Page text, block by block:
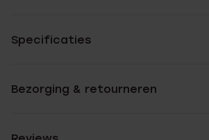
Specificaties
Bezorging & retourneren